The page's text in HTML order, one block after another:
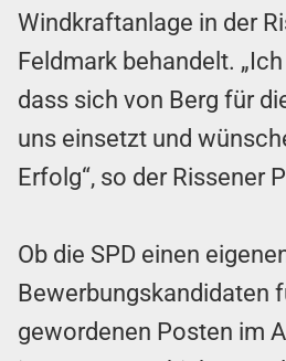
Windkraftanlage in der
Feldmark behandelt.
dass sich von Berg für
uns einsetzt und
Erfolg“, so der Rissener
Ob die SPD einen
Bewerbungskandidaten
gewordenen Posten im